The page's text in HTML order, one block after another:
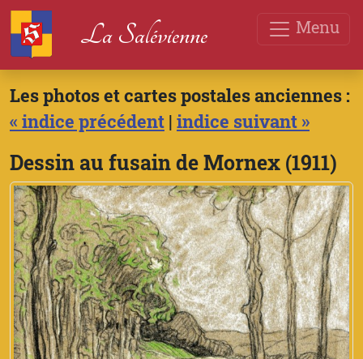
Menu
La Salévienne
Les photos et cartes postales anciennes :
« indice précédent | indice suivant »
Dessin au fusain de Mornex (1911)